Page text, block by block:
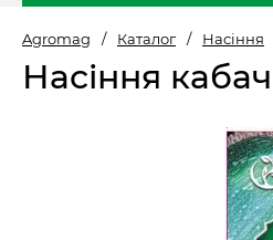
Agromag / Каталог / Насіння
Насіння